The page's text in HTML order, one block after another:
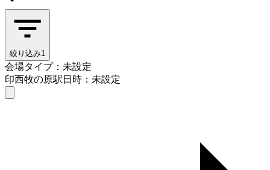
絞り込み1
会場タイプ：未設定
印西牧の原駅日時：未設定